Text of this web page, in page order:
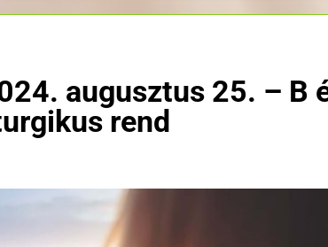
augusztus 25. – B
rend